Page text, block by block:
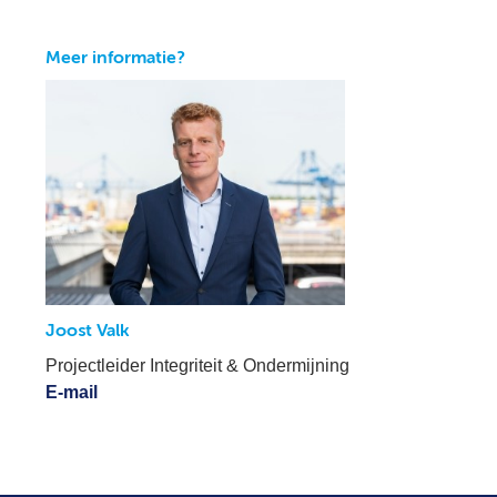
Meer informatie?
Joost Valk
Projectleider Integriteit & Ondermijning
E-mail